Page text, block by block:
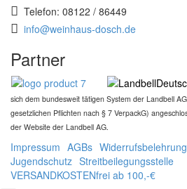
Telefon: 08122 / 86449
info@weinhaus-dosch.de
Partner
sich dem bundesweit tätigen System der Landbell
gesetzlichen Pflichten nach § 7 VerpackG)
der Website der Landbell AG.
Impressum AGBs Widerrufsbelehrung
Jugendschutz Streitbeilegungsstelle
VERSANDKOSTENfrei ab 100,-€